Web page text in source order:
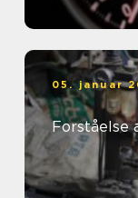
05. januar
Forståelse